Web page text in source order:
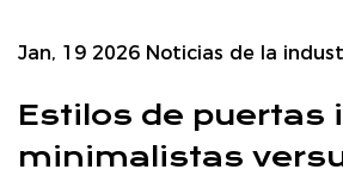
Jan, 19 2026 Noticias de la
Estilos de puertas
minimalistas